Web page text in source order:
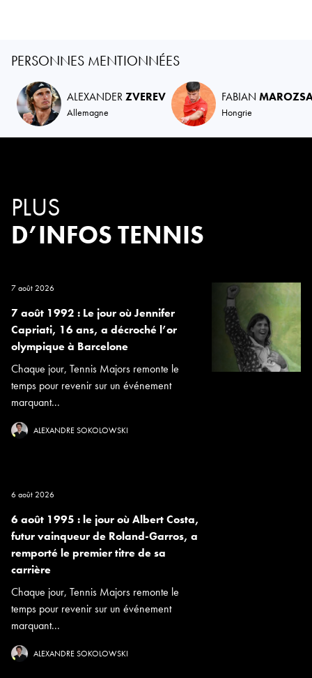
PERSONNES MENTIONNÉES
ALEXANDERZVEREV
Allemagne
FABIAN
Hongrie
PLUS
D’INFOS TENNIS
7 août 2026
7 août 1992 : Le jour où Jennifer
Capriati, 16 ans, a décroché l’or
olympique à Barcelone
Chaque jour, Tennis Majors remonte le
temps pour revenir sur un événement
marquant...
ALEXANDRE SOKOLOWSKI
6 août 2026
6 août 1995 : le jour où Albert Costa,
futur vainqueur de Roland-Garros, a
remporté le premier titre de sa
carrière
Chaque jour, Tennis Majors remonte le
temps pour revenir sur un événement
marquant...
ALEXANDRE SOKOLOWSKI